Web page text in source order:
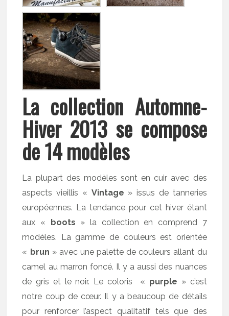
La collection Automne-
Hiver 2013 se compose
de 14 modèles
La plupart des modèles sont en cuir avec des
aspects vieillis « Vintage » issus de tanneries
européennes. La tendance pour cet hiver étant
aux « boots » la collection en comprend 7
modèles. La gamme de couleurs est orientée
« brun » avec une palette de couleurs allant du
camel au marron foncé. Il y a aussi des nuances
de gris et le noir. Le coloris « purple » c’est
notre coup de cœur. Il y a beaucoup de détails
pour renforcer l’aspect qualitatif tels que des